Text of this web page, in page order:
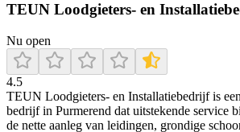
TEUN Loodgieters- en
Nu open
4.5
TEUN Loodgieters‑ en Installatiebedrijf is
bedrijf in Purmerend dat uitstekende service
de nette aanleg van leidingen, grondige